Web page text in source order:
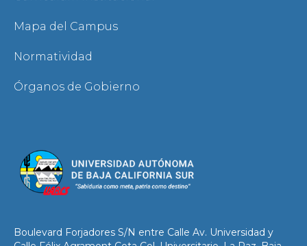
Mapa del Campus
Normatividad
Órganos de Gobierno
Boulevard Forjadores S/N entre Calle Av. Universidad y